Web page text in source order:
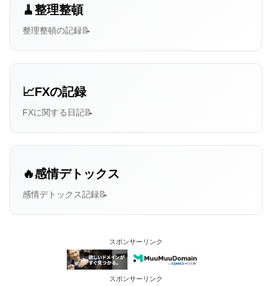
🧹整理整頓
整理整頓の記録📝
📈FXの記録
FXに関する日記📝
🔥感情デトックス
感情デトックス記録📝
スポンサーリンク
スポンサーリンク